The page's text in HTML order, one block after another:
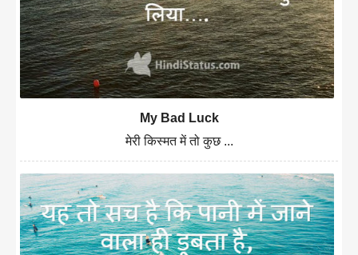
My Bad Luck
मेरी किस्मत में तो कुछ ...